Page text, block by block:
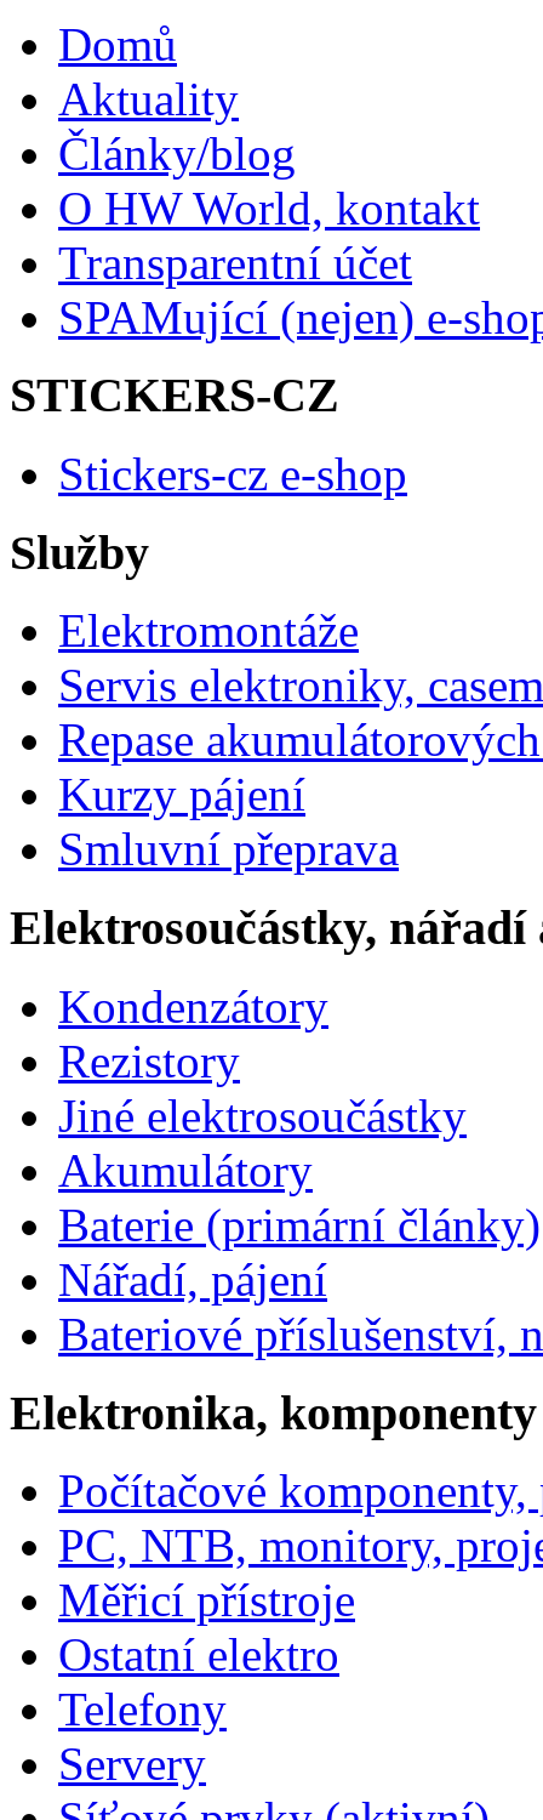
Domů
Aktuality
Články/blog
O HW World, kontakt
Transparentní účet
SPAMující (nejen) e-
STICKERS-CZ
Stickers-cz e-shop
Služby
Elektromontáže
Servis elektroniky,
Repase
Kurzy pájení
Smluvní přeprava
Elektrosoučástky, nářadí
Kondenzátory
Rezistory
Jiné elektrosoučástky
Akumulátory
Baterie (primární články)
Nářadí, pájení
Bateriové příslušenství,
Elektronika, komponenty
Počítačové
PC, NTB, monitory,
Měřicí přístroje
Ostatní elektro
Telefony
Servery